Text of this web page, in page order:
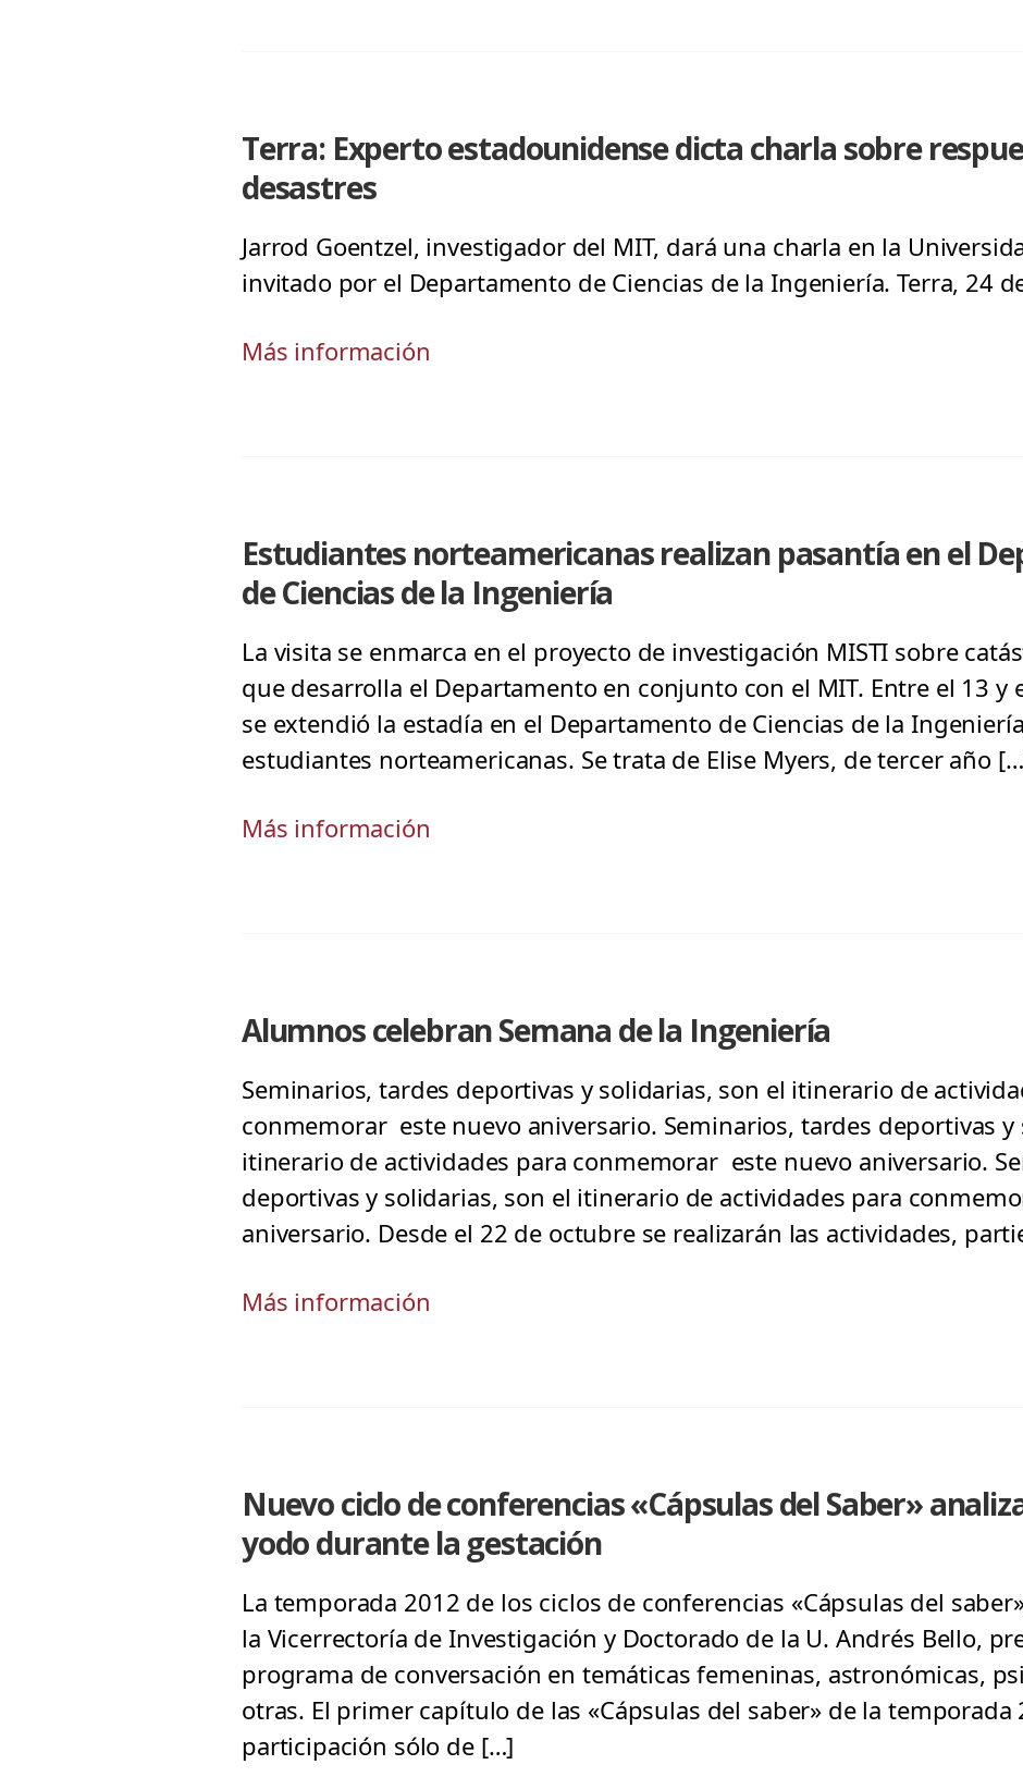
Terra: Experto estadounidense dicta charla sobre
desastres
Jarrod Goentzel, investigador del MIT, dará una charla en la
invitado por el Departamento de Ciencias de la Ingeniería. Terra, 24
Más información
Estudiantes norteamericanas realizan pasantía en el
de Ciencias de la Ingeniería
La visita se enmarca en el proyecto de investigación MISTI sobre
que desarrolla el Departamento en conjunto con el MIT. Entre el 13 y
se extendió la estadía en el Departamento de Ciencias de la
estudiantes norteamericanas. Se trata de Elise Myers, de tercer año
Más información
Alumnos celebran Semana de la Ingeniería
Seminarios, tardes deportivas y solidarias, son el itinerario de
conmemorar este nuevo aniversario. Seminarios, tardes deportivas y
itinerario de actividades para conmemorar este nuevo aniversario.
deportivas y solidarias, son el itinerario de actividades para
aniversario. Desde el 22 de octubre se realizarán las actividades,
Más información
Nuevo ciclo de conferencias «Cápsulas del Saber»
yodo durante la gestación
La temporada 2012 de los ciclos de conferencias «Cápsulas del
la Vicerrectoría de Investigación y Doctorado de la U. Andrés Bello,
programa de conversación en temáticas femeninas, astronómicas,
otras. El primer capítulo de las «Cápsulas del saber» de la
participación sólo de […]